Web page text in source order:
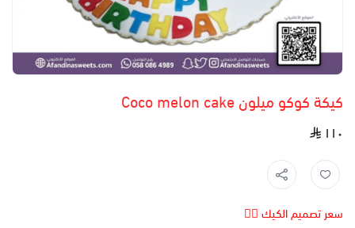
كيكة كوكو ميلون Coco melon cake
١١٠
سعر تصميم الكيك 👆🏻